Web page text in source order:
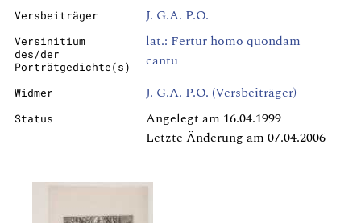
Versbeiträger J. G.A. P.O.
Versinitium
des/der
Porträtgedichte(s)
lat.: Fertur homo quondam
cantu
Widmer J. G.A. P.O. (Versbeiträger)
Status
Angelegt am 16.04.1999
Letzte Änderung am 07.04.2006